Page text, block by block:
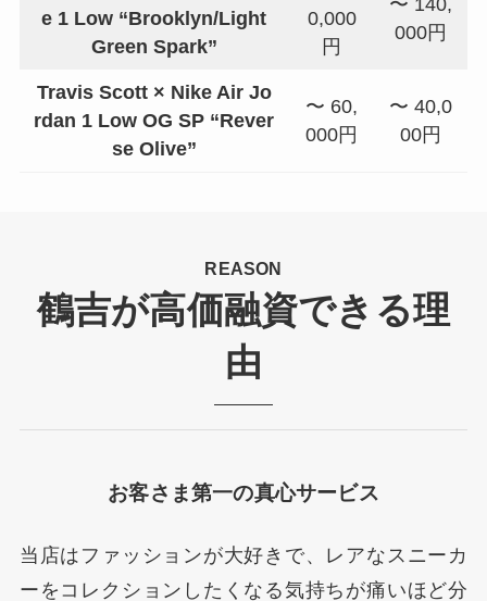
e 1 Low “Brooklyn/Light
Green Spark”
0,000
円
〜 140,
000円
Travis Scott × Nike Air Jo
rdan 1 Low OG SP “Rever
se Olive”
〜 60,
000円
〜 40,0
00円
REASON
鶴吉が高価融資できる理
由
お客さま第一の真心サービス
当店はファッションが大好きで、レアなスニーカ
ーをコレクションしたくなる気持ちが痛いほど分